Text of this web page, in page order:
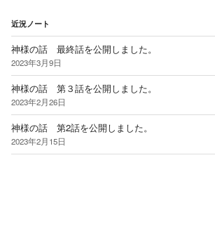
近況ノート
神様の話 最終話を公開しました。
2023年3月9日
神様の話 第３話を公開しました。
2023年2月26日
神様の話 第2話を公開しました。
2023年2月15日